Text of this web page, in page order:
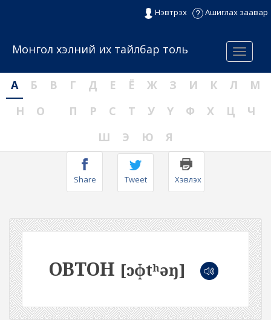
Нэвтрэх Ашиглах заавар
Menu
Монгол хэлний их тайлбар толь
А Б В Г Д Е Ё Ж З И К Л
М
Н
О П Р С Т У Ү Ф Х Ц
Ч
Ш
Э Ю Я
Share Tweet Хэвлэх
ОВТОН [ɔɸtʰəŋ]